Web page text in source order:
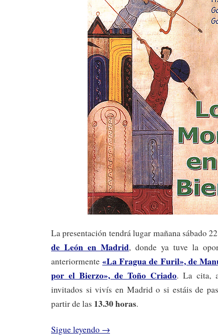
La presentación tendrá lugar mañana sábado
de León en Madrid, donde ya tuve la
anteriormente«La Fragua de Furil», de
por el Bierzo», de Toño Criado. La cita,
invitados si vivís en Madrid o si estáis de
partir de las 13.30 horas.
Sigue leyendo →